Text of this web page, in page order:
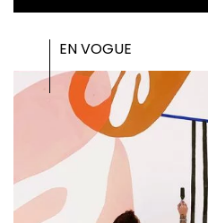
EN VOGUE